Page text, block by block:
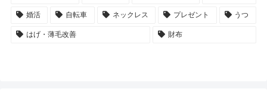
婚活 自転車 ネックレス プレゼント うつ
はげ・薄毛改善 財布